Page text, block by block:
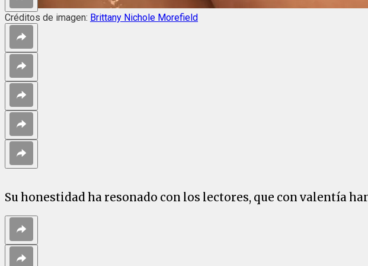
Créditos de imagen: Brittany Nichole Morefield
Su honestidad ha resonado con los lectores, que con valentía